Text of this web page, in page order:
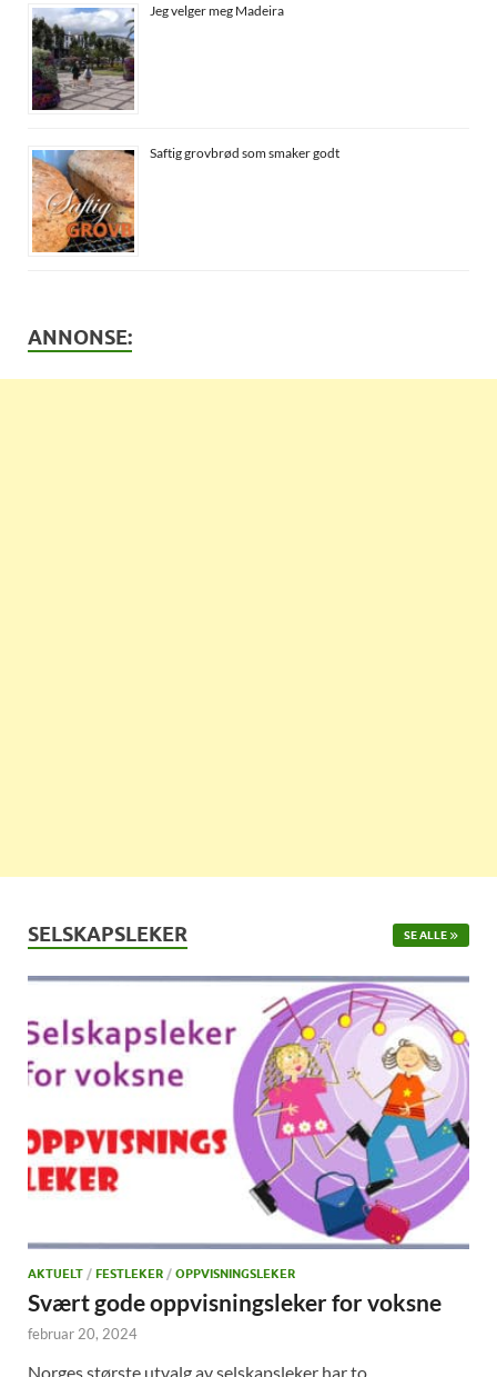
Jeg velger meg Madeira
Saftig grovbrød som smaker godt
ANNONSE:
SELSKAPSLEKER SE ALLE
AKTUELT / FESTLEKER / OPPVISNINGSLEKER
Svært gode oppvisningsleker for voksne
februar 20, 2024
Norges største utvalg av selskapsleker har to